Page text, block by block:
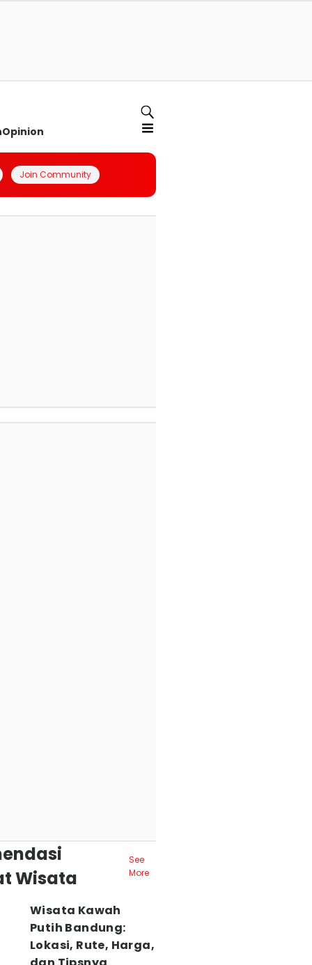
Opinion
Join Community
Wisata
See
More
Wisata Kawah
Putih Bandung:
Lokasi, Rute, Harga,